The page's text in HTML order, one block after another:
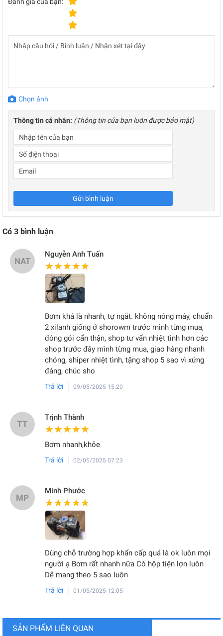
Chọn ảnh
Thông tin cá nhân: (Thông tin của bạn luôn được bảo mật)
Gửi bình luận
Có 3 bình luận
NAT
Nguyễn Anh Tuấn
★★★★★
★★★★★
Bơm khá là nhanh, tự ngắt. không nóng máy, chuẩn
2 xilanh giống ở shorowm trước mình từng mua,
đóng gói cẩn thận, shop tư vấn nhiệt tình hơn các
shop trước đây mình từng mua, giao hàng nhanh
chóng, shiper nhiệt tình, tặng shop 5 sao vì xứng
đáng, chúc sho
Trả lời 09/05/2025 15:20
TT
Trịnh Thành
★★★★★
★★★★★
Bơm nhanh,khỏe
Trả lời 02/05/2025 07:23
MP
Minh Phước
★★★★★
★★★★★
Dùng chỗ trường hợp khẩn cấp quá là ok luôn mọi
người ạ Bơm rất nhanh nữa Có hộp tiện lợn luôn
Dễ mang theo 5 sao luôn
Trả lời 01/05/2025 12:05
SẢN PHẨM LIÊN QUAN